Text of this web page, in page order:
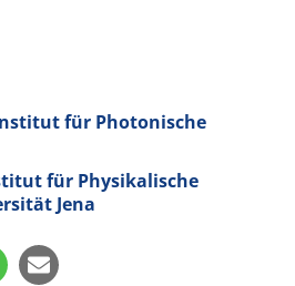
für Photonische
für Physikalische
Jena